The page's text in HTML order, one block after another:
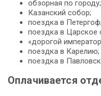
обзорная по городу;
Казанский собор;
поездка в Петергоф;
поездка в Царское
«дорогой
поездка в Карелию;
поездка в
Оплачивается